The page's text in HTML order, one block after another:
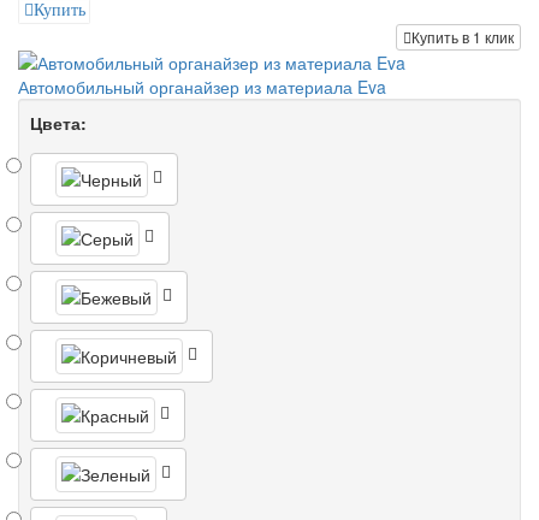
Купить
Купить в 1 клик
Автомобильный органайзер из материала Eva
Цвета: